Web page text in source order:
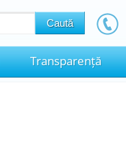
Transparență